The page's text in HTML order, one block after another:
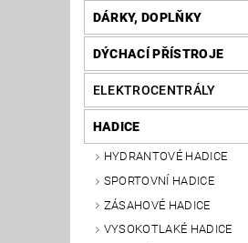
DÁRKY, DOPLŇKY
DÝCHACÍ PŘÍSTROJE
ELEKTROCENTRÁLY
HADICE
HYDRANTOVÉ HADICE
SPORTOVNÍ HADICE
ZÁSAHOVÉ HADICE
VYSOKOTLAKÉ HADICE